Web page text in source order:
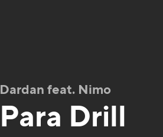
Dardan feat. Nimo
Para Drill